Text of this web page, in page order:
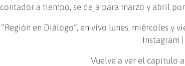
contador a tiempo, se deja para marzo y abril
“Región en Diálogo”, en vivo lunes, miércoles y
Instagram |
Vuelve a ver el capítulo